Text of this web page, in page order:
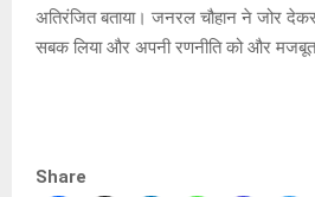
अतिरंजित बताया। जनरल चौहान ने जोर
सबक लिया और अपनी रणनीति को और मजबूत
Share